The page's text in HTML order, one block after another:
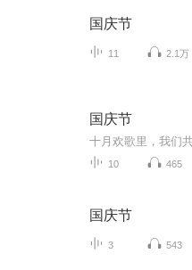
国庆节
11 2.1万
国庆节
10 465
国庆节
3 543